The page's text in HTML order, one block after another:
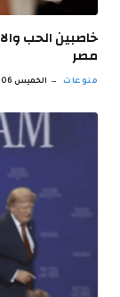
خاصبين الحب
مصر
منوعات الخميس 06 أغسطس 7:14 م